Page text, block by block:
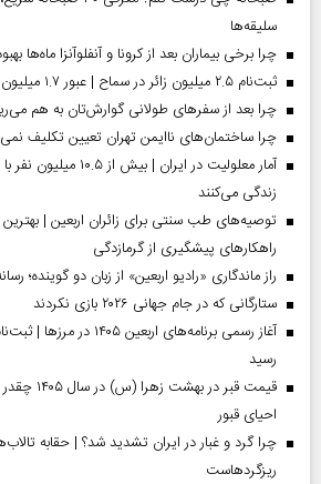
سلیقه‌ها
چرا برخی بیماران بعد از کرونا و آنفلوآنزا ماه‌ها
ثبت‌نام ۲.۵ میلیون زائر در سماح | عبور ۱.۷ میلیون نفر از مرز‌های اربعین
چرا بعد از سفرهای طولانی گوارش‌تان به هم
چرا ساختمان‌های ناایمن تهران تعیین تکلیف
آمار معلولیت در ایران |
زندگی می‌کنند
توصیه‌های طب سنتی برای زائران اربعین |
راهکارهای پیشگیری از گرمازدگی
راز ماندگاری «رادیو اربعین» از زبان دو گوینده؛
ستارگانی که در جام جهانی ۲۰۲۶ بازی نکردند
رسید
قیمت قبر
احیای قبور
چرا گرد و غبار در ایران تشدید شد؟ | حقابه
ریزگردهاست